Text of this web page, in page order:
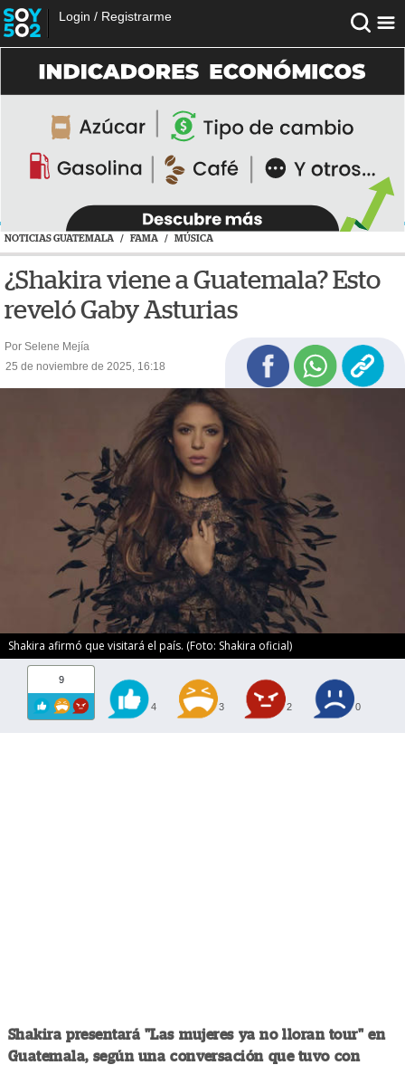
Login / Registrarme
NOTICIAS GUATEMALA / FAMA / MÚSICA
¿Shakira viene a Guatemala? Esto
reveló Gaby Asturias
Por Selene Mejía
25 de noviembre de 2025, 16:18
Shakira afirmó que visitará el país. (Foto: Shakira oficial)
9
4 3 2 0
Shakira presentará "Las mujeres ya no lloran tour" en
Guatemala, según una conversación que tuvo con